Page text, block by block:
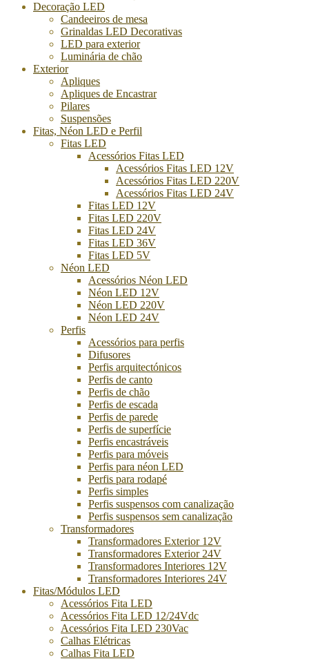
Decoração LED
Candeeiros de mesa
Grinaldas LED Decorativas
LED para exterior
Luminária de chão
Exterior
Apliques
Apliques de Encastrar
Pilares
Suspensões
Fitas, Néon LED e Perfil
Fitas LED
Acessórios Fitas LED
Acessórios Fitas LED 12V
Acessórios Fitas LED 220V
Acessórios Fitas LED 24V
Fitas LED 12V
Fitas LED 220V
Fitas LED 24V
Fitas LED 36V
Fitas LED 5V
Néon LED
Acessórios Néon LED
Néon LED 12V
Néon LED 220V
Néon LED 24V
Perfis
Acessórios para perfis
Difusores
Perfis arquitectónicos
Perfis de canto
Perfis de chão
Perfis de escada
Perfis de parede
Perfis de superfície
Perfis encastráveis
Perfis para móveis
Perfis para néon LED
Perfis para rodapé
Perfis simples
Perfis suspensos com canalização
Perfis suspensos sem canalização
Transformadores
Transformadores Exterior 12V
Transformadores Exterior 24V
Transformadores Interiores 12V
Transformadores Interiores 24V
Fitas/Módulos LED
Acessórios Fita LED
Acessórios Fita LED 12/24Vdc
Acessórios Fita LED 230Vac
Calhas Elétricas
Calhas Fita LED